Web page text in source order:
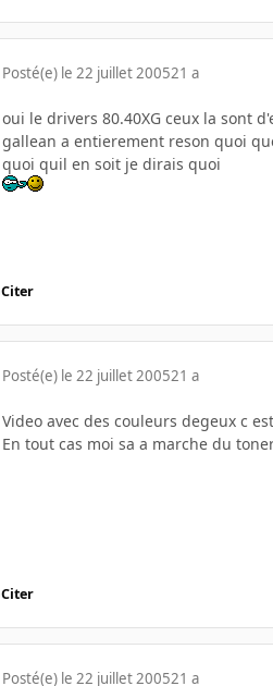
Posté(e) le 22 juillet 200521 a
oui le drivers 80.40XG ceux la sont
gallean a entierement reson quoi
quoi quil en soit je dirais quoi
Citer
Posté(e) le 22 juillet 200521 a
Video avec des couleurs degeux c est
En tout cas moi sa a marche du
Citer
Posté(e) le 22 juillet 200521 a